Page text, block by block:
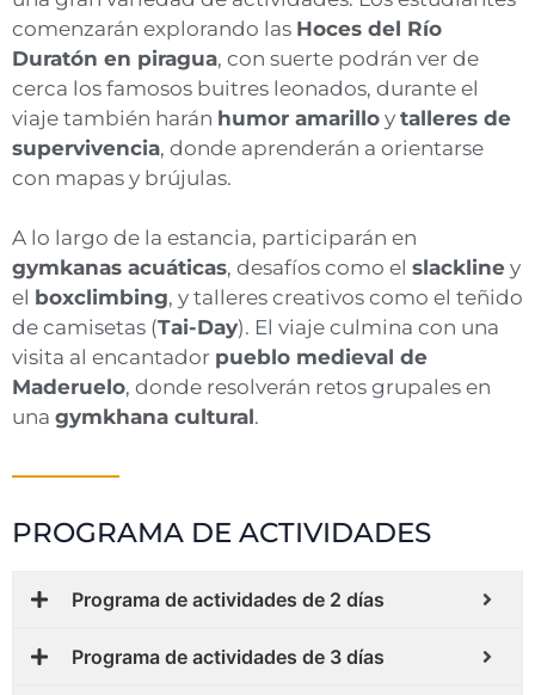
comenzarán explorando las Hoces del Río
Duratón en piragua, con suerte podrán ver de
cerca los famosos buitres leonados, durante el
viaje también harán humor amarillo y talleres de
supervivencia, donde aprenderán a orientarse
con mapas y brújulas.
A lo largo de la estancia, participarán en
gymkanas acuáticas, desafíos como el slackline y
el boxclimbing, y talleres creativos como el teñido
de camisetas (Tai-Day). El viaje culmina con una
visita al encantador pueblo medieval de
Maderuelo, donde resolverán retos grupales en
una gymkhana cultural.
PROGRAMA DE ACTIVIDADES
Programa de actividades de 2 días
Programa de actividades de 3 días